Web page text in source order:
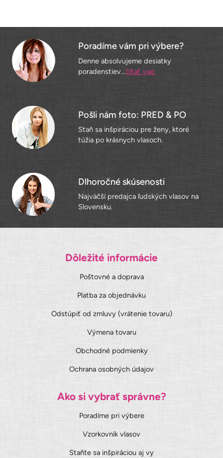
Poradíme vám pri výbere?
Denne absolvujeme desiatky
poradenstiev...čítať viac
Pošli nám foto: PRED & PO
Staň sa inšpiráciou pre ženy, ktoré
túžia po krásnych vlasoch.
Dlhoročné skúsenosti
Najväčší predajca ľudských vlasov na
Slovensku.
Dôležité informácie
Poštovné a doprava
Platba za objednávku
Odstúpiť od zmluvy (vrátenie tovaru)
Výmena tovaru
Obchodné podmienky
Ochrana osobných údajov
Ako si vybrať správne?
Poradíme pri výbere
Vzorkovník vlasov
Staňte sa inšpiráciou aj vy